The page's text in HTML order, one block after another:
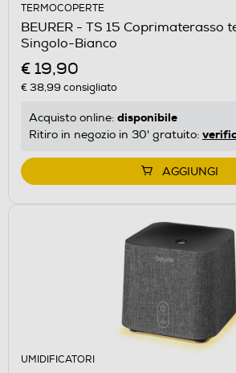
TERMOCOPERTE
BEURER - TS 15 Coprimaterasso
Singolo-Bianco
€ 19,90
€ 38,99 consigliato
Acquisto online: disponibile
Ritiro in negozio in 30' gratuito:
AGGIUNGI
UMIDIFICATORI